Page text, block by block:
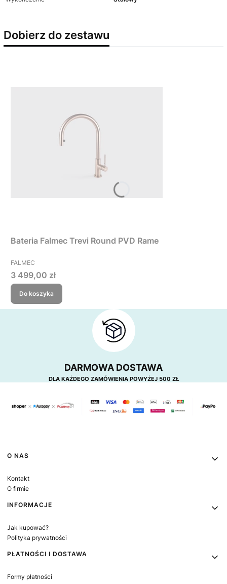
Dobierz do zestawu
Bateria Falmec Trevi Round PVD Rame
PRODUCENT
FALMEC
Cena
3 499,00 zł
Do koszyka
DARMOWA DOSTAWA
DLA KAŻDEGO ZAMÓWIENIA POWYŻEJ 500 ZŁ
Linki w stopce
O NAS
Kontakt
O firmie
INFORMACJE
Jak kupować?
Polityka prywatności
PŁATNOŚCI I DOSTAWA
Formy płatności